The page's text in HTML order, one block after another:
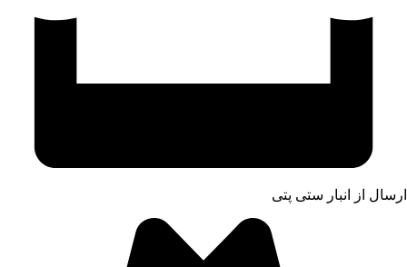
ارسال از انبار ستی پتی